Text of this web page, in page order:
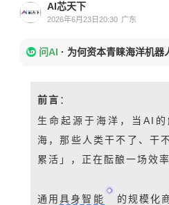
AI芯天下
2026年6月23日20:30 广东
问AI · 为何资本青睐海洋机器
前言 ：
生命起源于海洋，当AI
海，那些人类干不了、干
累活 」 ，正在酝酿一场效率
通用具身智能
的规模化